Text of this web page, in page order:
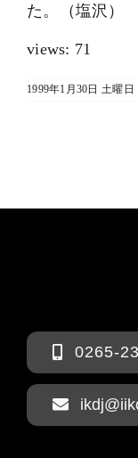
た。（塩沢）
views: 71
1999年1月30日 土曜日
0265-